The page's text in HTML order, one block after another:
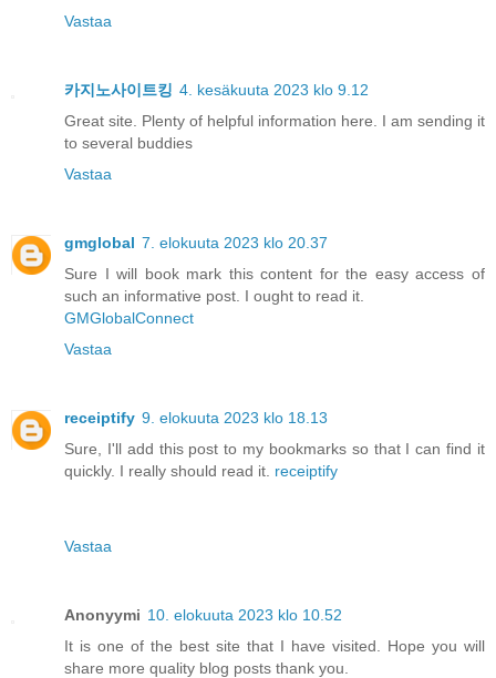
Vastaa
카지노사이트킹 4. kesäkuuta 2023 klo 9.12
Great site. Plenty of helpful information here. I am sending it
to several buddies
Vastaa
gmglobal 7. elokuuta 2023 klo 20.37
Sure I will book mark this content for the easy access of
such an informative post. I ought to read it.
GMGlobalConnect
Vastaa
receiptify 9. elokuuta 2023 klo 18.13
Sure, I'll add this post to my bookmarks so that I can find it
quickly. I really should read it. receiptify
Vastaa
Anonyymi 10. elokuuta 2023 klo 10.52
It is one of the best site that I have visited. Hope you will
share more quality blog posts thank you.